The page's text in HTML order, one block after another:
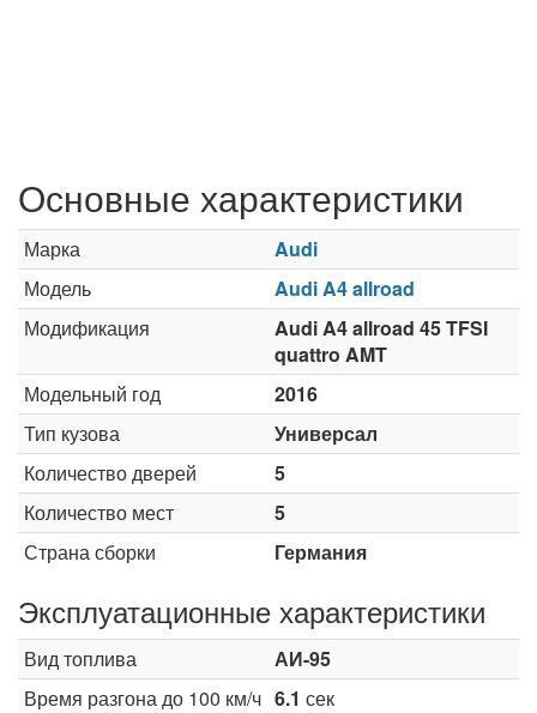
Основные характеристики
Марка
Audi
Модель
Audi A4 allroad
Модификация
Audi A4 allroad 45 TFSI
quattro AMT
Модельный год
2016
Тип кузова
Универсал
Количество дверей
5
Количество мест
5
Страна сборки
Германия
Эксплуатационные характеристики
Вид топлива
АИ-95
Время разгона до 100 км/ч 6.1 сек